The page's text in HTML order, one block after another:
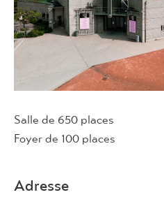
Salle de 650 places
Foyer de 100 places
Adresse